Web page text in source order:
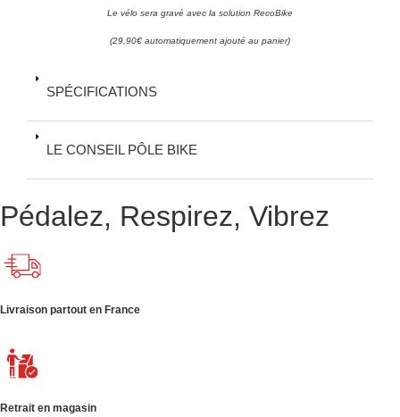
Le vélo sera gravé avec la solution RecoBike
(29,90€ automatiquement ajouté au panier)
SPÉCIFICATIONS
LE CONSEIL PÔLE BIKE
Pédalez, Respirez, Vibrez
Livraison partout en France
Retrait en magasin